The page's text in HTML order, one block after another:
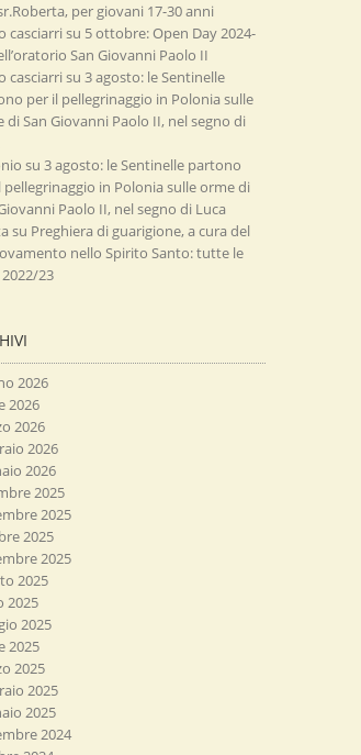
per giovani 17-30 anni
casciarri su 5 ottobre: Open Day 2024-
San Giovanni Paolo II
casciarri su 3 agosto: le Sentinelle
per il pellegrinaggio in Polonia sulle
di San Giovanni Paolo II, nel segno di
su 3 agosto: le Sentinelle partono
pellegrinaggio in Polonia sulle orme di
Paolo II, nel segno di Luca
su Preghiera di guarigione, a cura del
nello Spirito Santo: tutte le
23
2026
2026
2026
2026
2026
2025
2025
2025
2025
2025
2025
2025
2025
2025
2025
2025
2024